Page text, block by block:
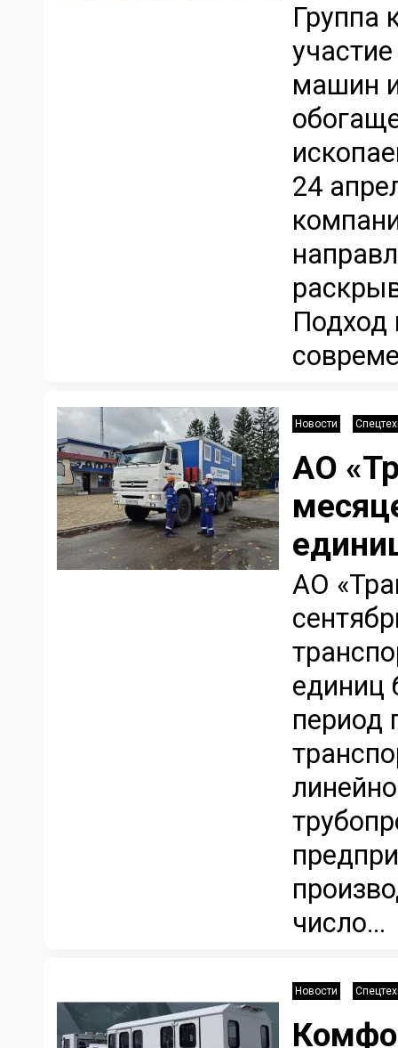
Группа
машин
24
Подход
Новости
АО
АО
единиц
период
число...
Новости